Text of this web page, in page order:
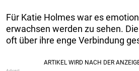
Für Katie Holmes war es
erwachsen werden zu sehen.
oft über ihre enge Verbindung